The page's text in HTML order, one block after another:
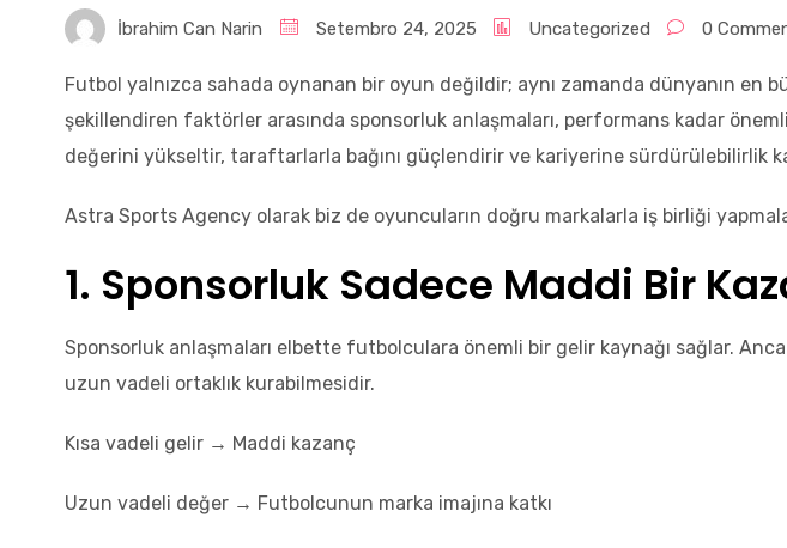
İbrahim Can Narin Setembro 24, 2025 Uncategorized 0
Futbol yalnızca sahada oynanan bir oyun değildir; aynı zamanda dünyanın
şekillendiren faktörler arasında sponsorluk anlaşmaları, performans kadar
değerini yükseltir, taraftarlarla bağını güçlendirir ve kariyerine sürdürülebilirlik
Astra Sports Agency olarak biz de oyuncuların doğru markalarla iş birliği
1. Sponsorluk Sadece Maddi Bir
Sponsorluk anlaşmaları elbette futbolculara önemli bir gelir kaynağı sağlar.
uzun vadeli ortaklık kurabilmesidir.
Kısa vadeli gelir → Maddi kazanç
Uzun vadeli değer → Futbolcunun marka imajına katkı